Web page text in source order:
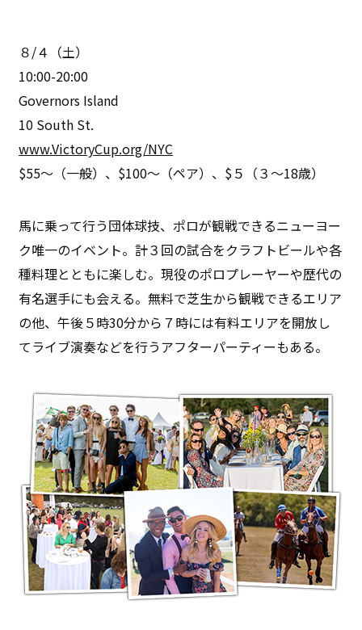
８/４（土）
10:00-20:00
Governors Island
10 South St.
www.VictoryCup.org/NYC
$55〜（一般）、$100〜（ペア）、$５（３〜18歳）
馬に乗って行う団体球技、ポロが観戦できるニューヨー
ク唯一のイベント。計３回の試合をクラフトビールや各
種料理とともに楽しむ。現役のポロプレーヤーや歴代の
有名選手にも会える。無料で芝生から観戦できるエリア
の他、午後５時30分から７時には有料エリアを開放し
てライブ演奏などを行うアフターパーティーもある。